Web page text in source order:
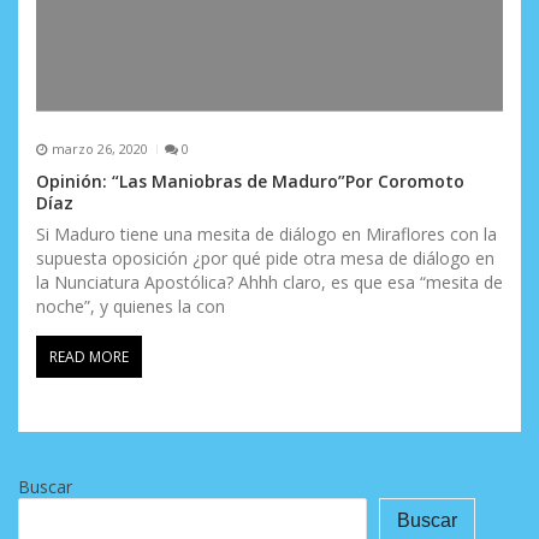
marzo 26, 2020 0
Opinión: “Las Maniobras de Maduro”Por Coromoto
Díaz
Si Maduro tiene una mesita de diálogo en Miraflores con la
supuesta oposición ¿por qué pide otra mesa de diálogo en
la Nunciatura Apostólica? Ahhh claro, es que esa “mesita de
noche”, y quienes la con
READ MORE
Buscar
Buscar